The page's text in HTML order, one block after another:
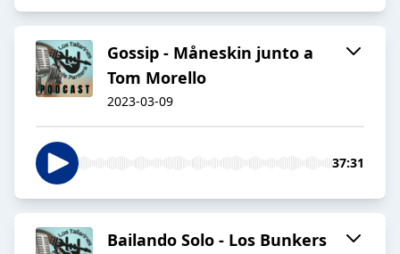
Gossip - Måneskin junto a
Tom Morello
2023-03-09
37:31
Bailando Solo - Los Bunkers